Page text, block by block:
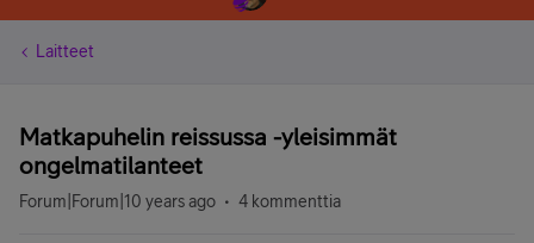
Laitteet
Matkapuhelin reissussa -yleisimmät
ongelmatilanteet
Forum|Forum|10 years ago 4 kommenttia